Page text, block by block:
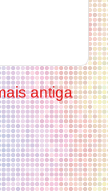
antiga